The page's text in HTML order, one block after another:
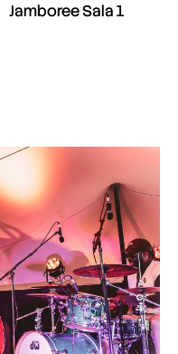
Jamboree Sala 1